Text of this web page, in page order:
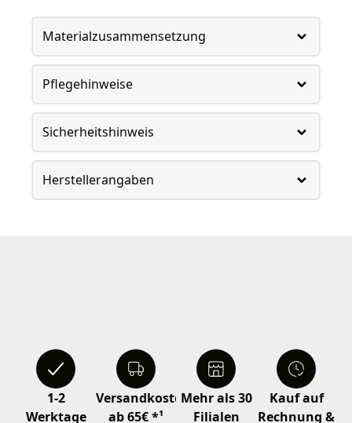
Materialzusammensetzung
Pflegehinweise
Sicherheitshinweis
Herstellerangaben
1-2
Werktage
Versandkostenfrei
ab 65€ *¹
Mehr als 30
Filialen
Kauf auf
Rechnung &